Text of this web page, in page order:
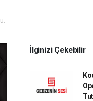
İlginizi Çekebilir